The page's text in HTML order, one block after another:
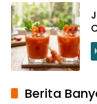
Berita